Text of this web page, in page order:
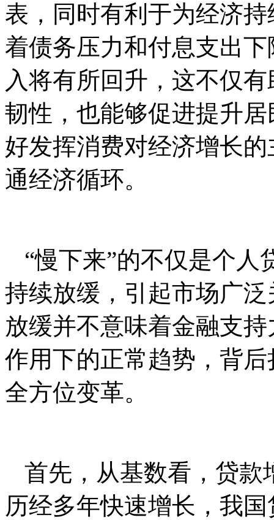
表，同时有利于为经济
着债务压力和付息支出
入将有所回升，这不仅
韧性，也能够促进提升
好发挥消费对经济增长
通经济循环。
“慢下来”的不仅是个
持续放缓，引起市场广
放缓并不意味着金融支
作用下的正常趋势，背
全方位变革。
首先，从基数看，贷款
历经多年快速增长，我